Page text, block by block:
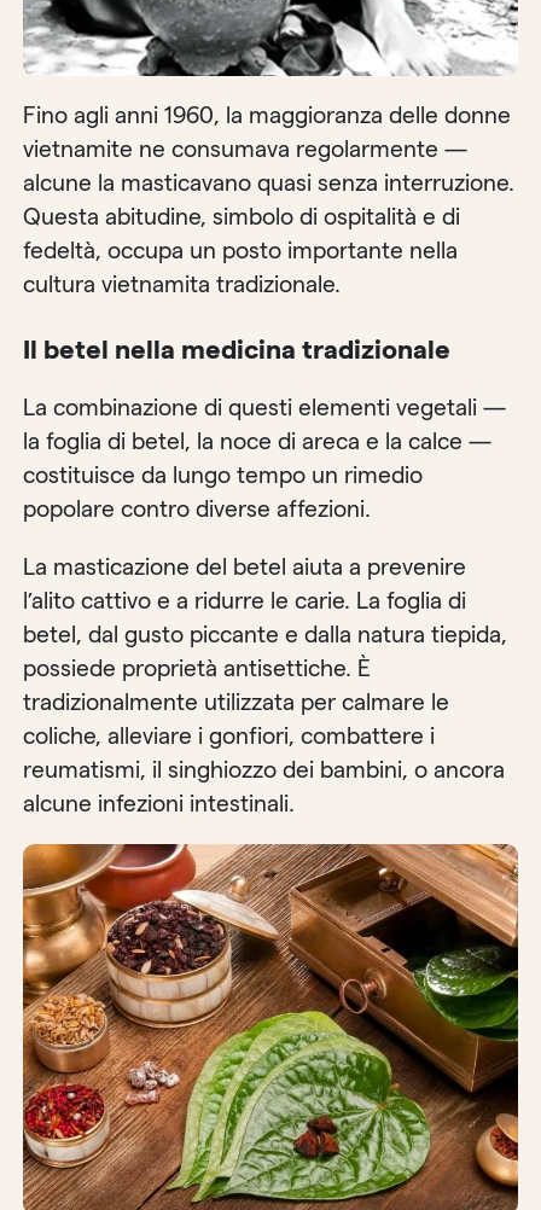
Fino agli anni 1960, la maggioranza delle donne
vietnamite ne consumava regolarmente —
alcune la masticavano quasi senza interruzione.
Questa abitudine, simbolo di ospitalità e di
fedeltà, occupa un posto importante nella
cultura vietnamita tradizionale.
Il betel nella medicina tradizionale
La combinazione di questi elementi vegetali —
la foglia di betel, la noce di areca e la calce —
costituisce da lungo tempo un rimedio
popolare contro diverse affezioni.
La masticazione del betel aiuta a prevenire
l’alito cattivo e a ridurre le carie. La foglia di
betel, dal gusto piccante e dalla natura tiepida,
possiede proprietà antisettiche. È
tradizionalmente utilizzata per calmare le
coliche, alleviare i gonfiori, combattere i
reumatismi, il singhiozzo dei bambini, o ancora
alcune infezioni intestinali.